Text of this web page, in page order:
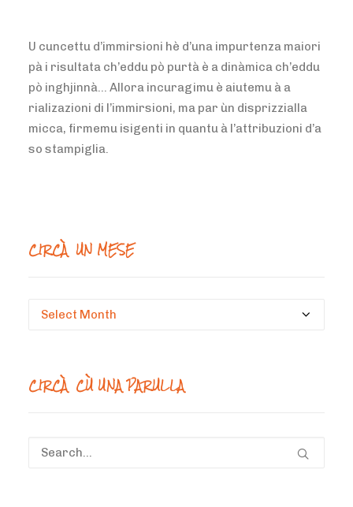
U cuncettu d’immirsioni hè d’una impurtenza maiori
pà i risultata ch’eddu pò purtà è a dinàmica ch’eddu
pò inghjinnà… Allora incuragimu è aiutemu à a
rializazioni di l’immirsioni, ma par ùn disprizzialla
micca, firmemu isigenti in quantu à l’attribuzioni d’a
so stampiglia.
CIRCÀ UN MESE
Circà
CIRCÀ CÙ UNA PARULLA